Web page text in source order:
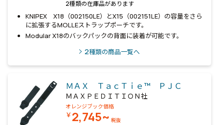
2種類の在庫品があります
KNIPEX X18（002150LE）とX15（002151LE）の容量をさら
に拡張するMOLLEストラップポーチです。
Modular X18のバックパックの背面に装着が可能です。
2種類の商品一覧へ
ＭＡＸ ＴａｃＴｉｅ™ ＰＪＣ
ＭＡＸＰＥＤＩＴＩＯＮ社
オレンジブック価格
￥2,745~ 税抜